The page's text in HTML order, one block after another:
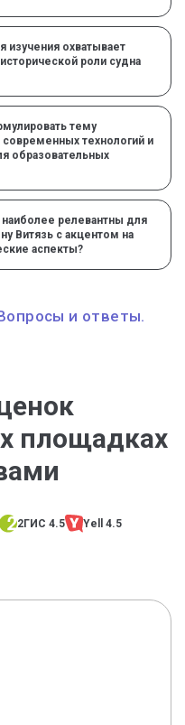
изучения охватывает
роли судна
тему
современных технологий и
образовательных
релевантны для
Витязь с акцентом на
аспекты?
и ответы.
площадках
2ГИС 4.5 Yell 4.5